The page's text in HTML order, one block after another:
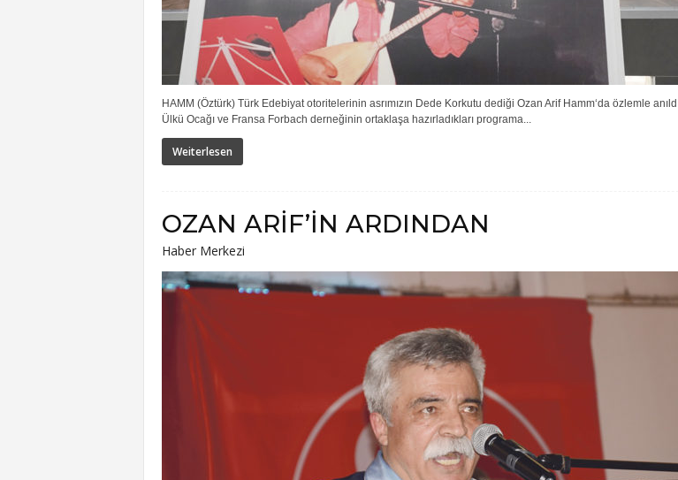
HAMM (Öztürk) Türk Edebiyat otoritelerinin asrımızın Dede Korkutu dediği Ozan Arif Hamm‘da özlemle
Ülkü Ocağı ve Fransa Forbach derneğinin ortaklaşa hazırladıkları programa...
Weiterlesen
OZAN ARİF’İN ARDINDAN
Haber Merkezi